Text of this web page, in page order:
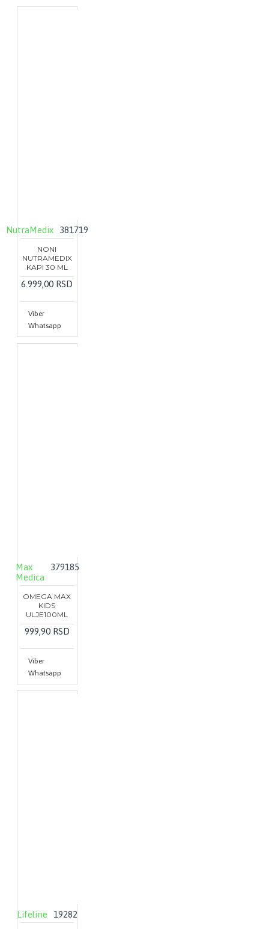
NutraMedix 381719
NONI
NUTRAMEDIX
KAPI 30 ML
6.999,00 RSD
Viber
Whatsapp
Max
Medica
379185
OMEGA MAX
KIDS
ULJE100ML
999,90 RSD
Viber
Whatsapp
Lifeline 19282